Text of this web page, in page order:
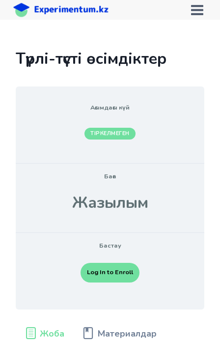
Skip
Түрлі-түсті өсімдіктер
Ағымдағы күй
ТІРКЕЛМЕГЕН
Баға
Жазылым
Бастау
Log In to Enroll
Жоба Материалдар